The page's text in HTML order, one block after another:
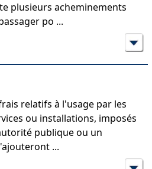
plusieurs acheminements
po ...
relatifs à l'usage par les
ou installations, imposés
publique ou un
...